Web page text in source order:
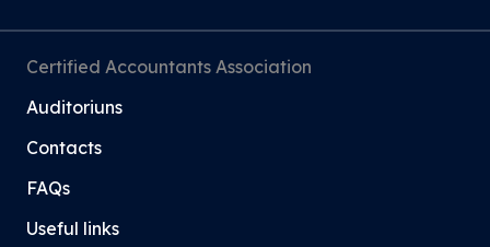
Certified Accountants Association
Auditoriuns
Contacts
FAQs
Useful links